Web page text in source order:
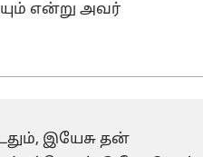
என்று அவர்
இயேசு தன்